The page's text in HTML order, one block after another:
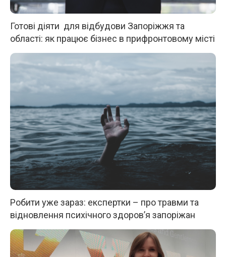
Готові діяти для відбудови Запоріжжя та
області: як працює бізнес в прифронтовому місті
Робити уже зараз: експертки – про травми та
відновлення психічного здоров’я запоріжан